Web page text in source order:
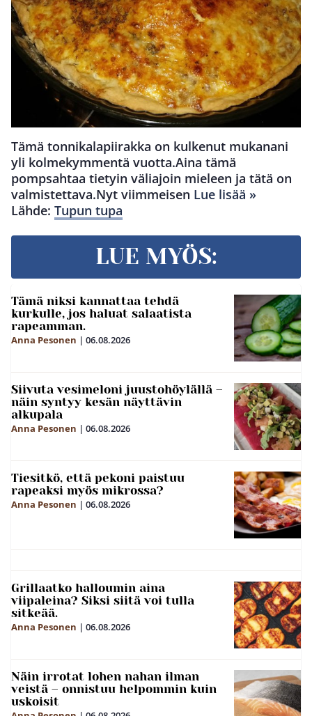
Tämä tonnikalapiirakka on kulkenut mukanani
yli kolmekymmentä vuotta.Aina tämä
pompsahtaa tietyin väliajoin mieleen ja tätä on
valmistettava.Nyt viimmeisen Lue lisää »
Lähde: Tupun tupa
LUE MYÖS:
Tämä niksi kannattaa tehdä
kurkulle, jos haluat salaatista
rapeamman.
Anna Pesonen | 06.08.2026
Siivuta vesimeloni juustohöylällä –
näin syntyy kesän näyttävin
alkupala
Anna Pesonen | 06.08.2026
Tiesitkö, että pekoni paistuu
rapeaksi myös mikrossa?
Anna Pesonen | 06.08.2026
Grillaatko halloumin aina
viipaleina? Siksi siitä voi tulla
sitkeää.
Anna Pesonen | 06.08.2026
Näin irrotat lohen nahan ilman
veistä – onnistuu helpommin kuin
uskoisit